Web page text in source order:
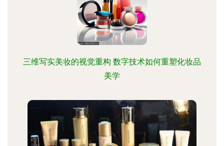
三维写实美妆的视觉重构 数字技术如何重塑化妆品
美学